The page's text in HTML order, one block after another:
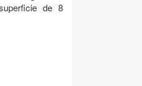
de 8